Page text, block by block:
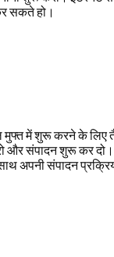
सकते हो।
में शुरू करने के लिए
और संपादन शुरू कर
अपनी संपादन